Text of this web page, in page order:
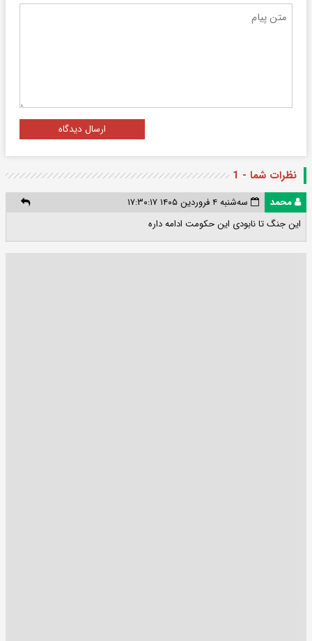
ارسال دیدگاه
نظرات شما - 1
محمد
سه‌شنبه ۴ فروردین ۱۴۰۵ ۱۷:۳۰:۱۷
این جنگ تا نابودی این حکومت ادامه داره